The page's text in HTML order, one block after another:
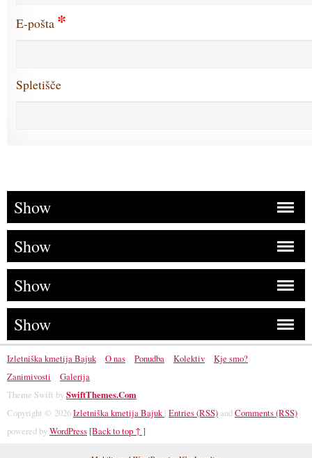
E-pošta *
Spletišče
Show
Show
Show
Show
Izletniška kmetija Bajuk O nas Ponudba Kolektiv
Kje smo?
Zanimivosti
Galerija
Theme Swift bySwiftThemes.Com
Copyright © 2026Izletniška kmetija Bajuk| Entries (RSS) andComments (RSS)
powered byWordPress [Back to top ↑ ]